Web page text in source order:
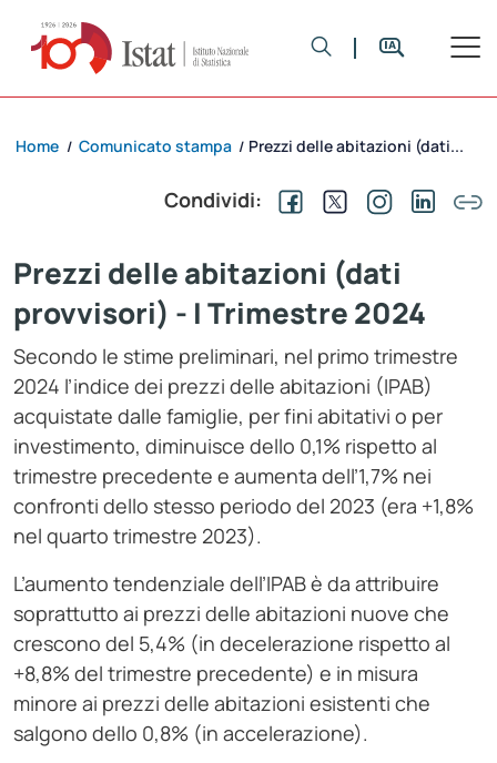
Home / Comunicato stampa / Prezzi delle abitazioni (dati...
Condividi:
Prezzi delle abitazioni (dati
provvisori) - I Trimestre 2024
Secondo le stime preliminari, nel primo trimestre
2024 l’indice dei prezzi delle abitazioni (IPAB)
acquistate dalle famiglie, per fini abitativi o per
investimento, diminuisce dello 0,1% rispetto al
trimestre precedente e aumenta dell’1,7% nei
confronti dello stesso periodo del 2023 (era +1,8%
nel quarto trimestre 2023).
L’aumento tendenziale dell’IPAB è da attribuire
soprattutto ai prezzi delle abitazioni nuove che
crescono del 5,4% (in decelerazione rispetto al
+8,8% del trimestre precedente) e in misura
minore ai prezzi delle abitazioni esistenti che
salgono dello 0,8% (in accelerazione).